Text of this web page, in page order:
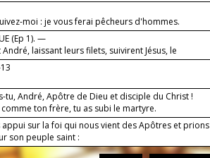
moi : je vous ferai pêcheurs d'hommes.
(Ep 1). —
laissant leurs filets, suivirent Jésus, le
tu, André, Apôtre de Dieu et disciple du Christ !
ton frère, tu as subi le martyre.
appui sur la foi qui nous vient des Apôtres et prions
son peuple saint :